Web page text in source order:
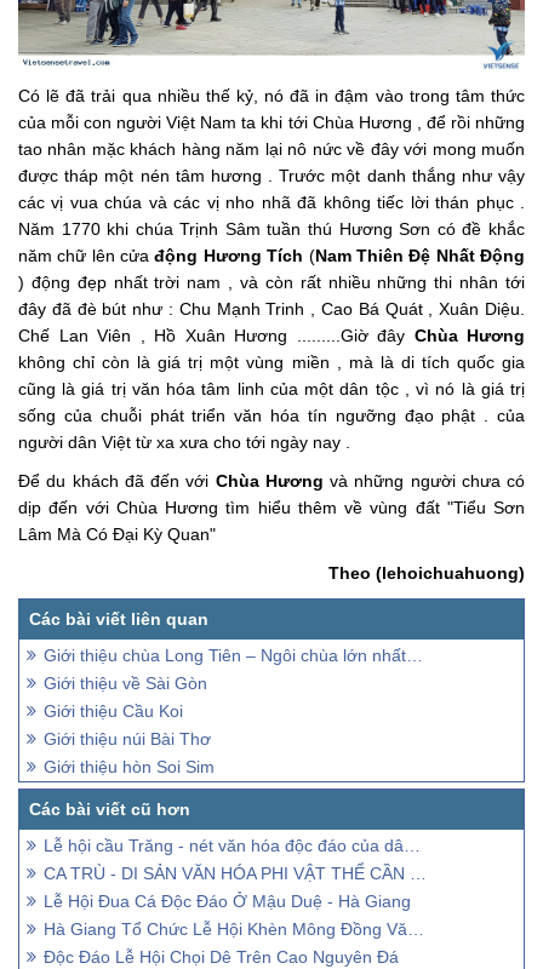
Có lẽ đã trải qua nhiều thế kỷ, nó đã in đậm vào trong tâm thức
của mỗi con người Việt Nam ta khi tới Chùa Hương , để rồi những
tao nhân mặc khách hàng năm lại nô nức về đây với mong muốn
được tháp một nén tâm hương . Trước một danh thắng như vậy
các vị vua chúa và các vị nho nhã đã không tiếc lời thán phục .
Năm 1770 khi chúa Trịnh Sâm tuần thú Hương Sơn có đề khắc
năm chữ lên cửađộng Hương Tích (Nam Thiên Đệ Nhất Động
) động đẹp nhất trời nam , và còn rất nhiều những thi nhân tới
đây đã đè bút như : Chu Mạnh Trinh , Cao Bá Quát , Xuân Diệu.
Chế Lan Viên , Hồ Xuân Hương .........Giờ đây Chùa Hương
không chỉ còn là giá trị một vùng miền , mà là di tích quốc gia
cũng là giá trị văn hóa tâm linh của một dân tộc , vì nó là giá trị
sống của chuỗi phát triển văn hóa tín ngưỡng đạo phật . của
người dân Việt từ xa xưa cho tới ngày nay .
Để du khách đã đến với Chùa Hương và những người chưa có
dịp đến với Chùa Hương tìm hiểu thêm về vùng đất "Tiểu Sơn
Lâm Mà Có Đại Kỳ Quan"
Theo (lehoichuahuong)
Giới thiệu chùa Long Tiên – Ngôi chùa lớn nhất Hạ Long
Giới thiệu về Sài Gòn
Giới thiệu Cầu Koi
Giới thiệu núi Bài Thơ
Giới thiệu hòn Soi Sim
Lễ hội cầu Trăng - nét văn hóa độc đáo của dân tộc Tày
CA TRÙ - DI SẢN VĂN HÓA PHI VẬT THỂ CẦN ĐƯỢC BẢO VỆ KHẨN CẤP
Lễ Hội Đua Cá Độc Đáo Ở Mậu Duệ - Hà Giang
Hà Giang Tổ Chức Lễ Hội Khèn Mông Đồng Văn Lần 2
Độc Đáo Lễ Hội Chọi Dê Trên Cao Nguyên Đá